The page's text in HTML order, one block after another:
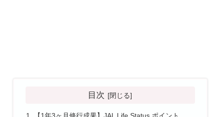
目次
【1年3ヶ月修行成果】JAL Life Status ポイント